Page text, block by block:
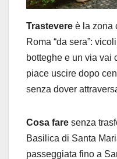
Trastevere è la zona
Roma “da sera”:
botteghe e un via vai
piace uscire dopo
senza dover
Cosa fare senza
Basilica di Santa
passeggiata fino a